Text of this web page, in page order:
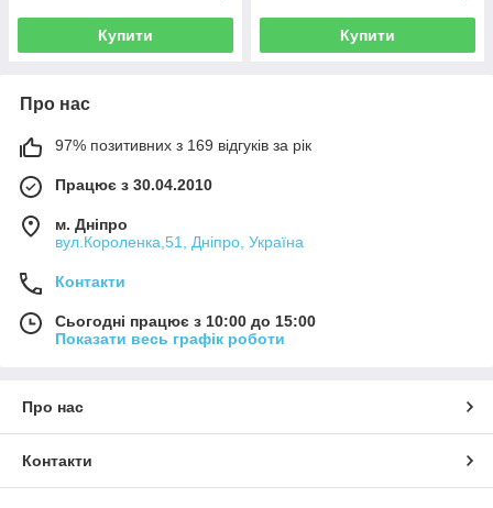
Купити Купити
Про нас
97% позитивних з 169 відгуків за рік
Працює з 30.04.2010
м. Дніпро
вул.Короленка,51, Дніпро, Україна
Контакти
Сьогодні працює з 10:00 до 15:00
Показати весь графік роботи
Про нас
Контакти